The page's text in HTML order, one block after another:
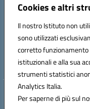
Cookies e altri
Il nostro Istituto non
sono utilizzati
corretto funzionamento
istituzionali e alla sua
strumenti statistici
Analytics Italia.
Per saperne di più sul
Posta elettronica certificata
Codice fiscale:
Codice meccanografico:
Codice Indice delle
Codice unico di fatturazione
Hosting &
Concept